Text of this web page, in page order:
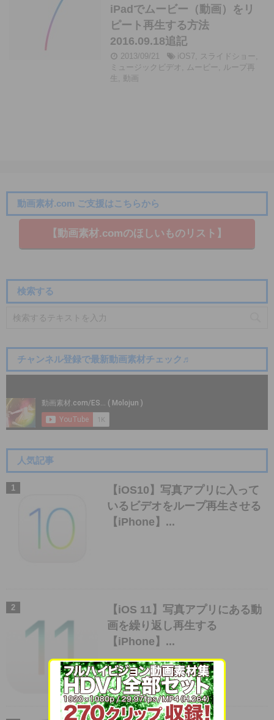
iPadでムービー（動画）をリ
ピート再生する方法
2016.09.18追記
2013/09/21 iOS7, スライドショー ,
ミュージックビデオ , ムービー , ループ再
生 , 動画
動画素材.com ご支援はこちらから
【動画素材.co​mのほしいものリスト】
検索する
チャンネル登録で最新動画素材チェック♬
人気記事
【iOS10】写真アプリに入って
いるビデオをループ再生させる
【iPhone】...
【iOS 11】写真アプリにある動
画を繰り返し再生する
【iPhone】...